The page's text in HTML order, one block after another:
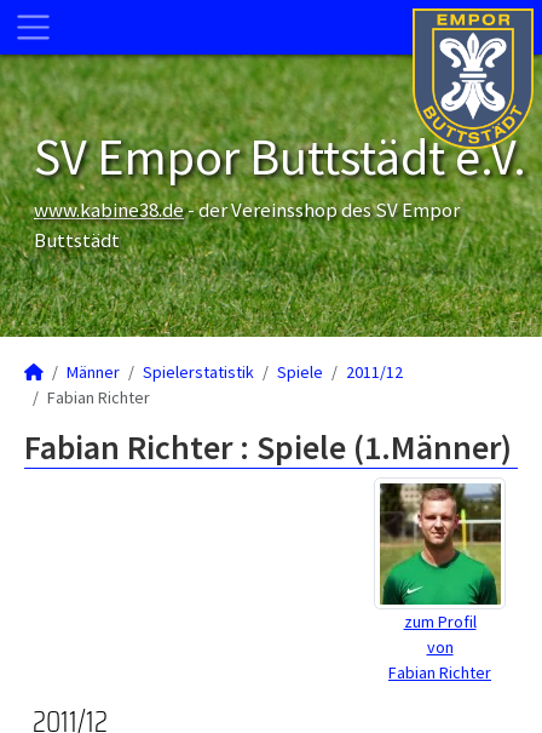
SV Empor Buttstädt e.V.
www.kabine38.de- der Vereinsshop des SV Empor
Buttstädt
Männer Spielerstatistik Spiele
2011/12
Fabian Richter
Fabian Richter : Spiele (1.Männer)
zum Profil
von
Fabian Richter
2011/12